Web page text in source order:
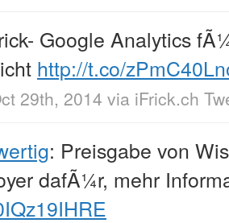
Google Analytics
http://t.co/
29th, 2014 via iFrick.ch
: Preisgabe von
dafÃ¼r, mehr